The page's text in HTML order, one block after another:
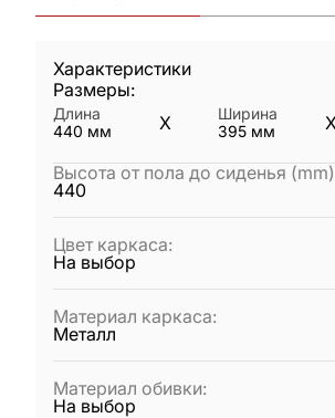
Характеристики
Размеры:
Длина
440 мм X
Ширина
395 мм
Высота от пола до сиденья (mm)
440
Цвет каркаса:
На выбор
Материал каркаса:
Металл
Материал обивки:
На выбор